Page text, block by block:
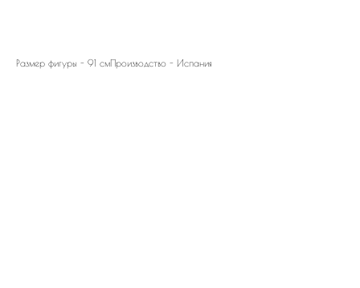
Размер фигуры - 91 смПроизводство - Испания